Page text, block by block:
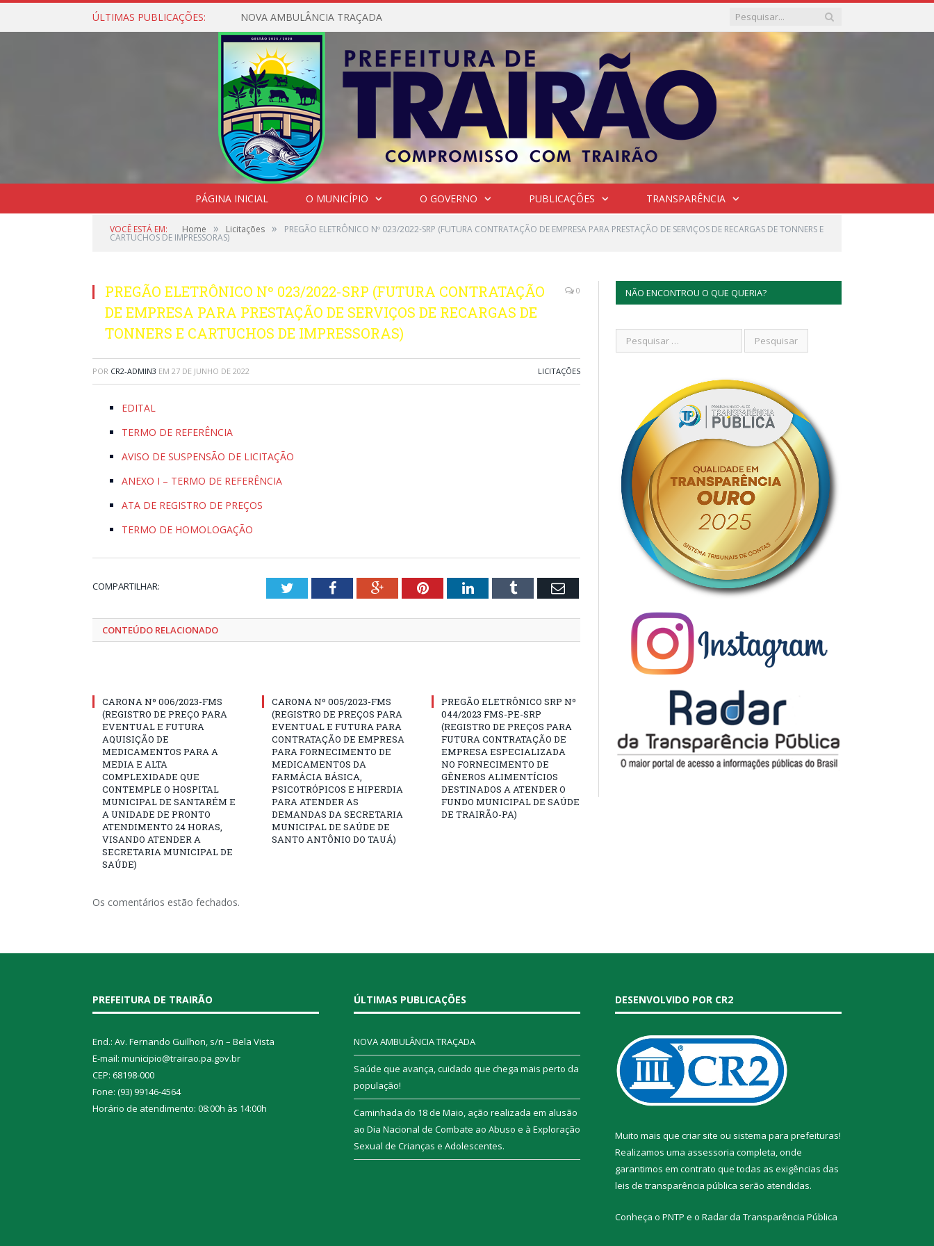
ÚLTIMAS PUBLICAÇÕES: NOVA AMBULÂNCIA TRAÇADA
PÁGINA INICIAL O MUNICÍPIO O GOVERNO PUBLICAÇÕES TRANSPARÊNCIA
VOCÊ ESTÁ EM: Home » Licitações » PREGÃO ELETRÔNICO Nº 023/2022-SRP (FUTURA CONTRATAÇÃO DE EMPRESA PARA PRESTAÇÃO DE SERVIÇOS DE RECARGAS DE TONNERS E
CARTUCHOS DE IMPRESSORAS)
PREGÃO ELETRÔNICO Nº 023/2022-SRP (FUTURA CONTRATAÇÃO
DE EMPRESA PARA PRESTAÇÃO DE SERVIÇOS DE RECARGAS DE
TONNERS E CARTUCHOS DE IMPRESSORAS)
0
POR CR2-ADMIN3 EM 27 DE JUNHO DE 2022 LICITAÇÕES
EDITAL
TERMO DE REFERÊNCIA
AVISO DE SUSPENSÃO DE LICITAÇÃO
ANEXO I – TERMO DE REFERÊNCIA
ATA DE REGISTRO DE PREÇOS
TERMO DE HOMOLOGAÇÃO
COMPARTILHAR: TwitterFacebookGoogle+PinterestLinkedInTumblr Email
CONTEÚDO RELACIONADO
CARONA Nº 006/2023-FMS
(REGISTRO DE PREÇO PARA
EVENTUAL E FUTURA
AQUISIÇÃO DE
MEDICAMENTOS PARA A
MEDIA E ALTA
COMPLEXIDADE QUE
CONTEMPLE O HOSPITAL
MUNICIPAL DE SANTARÉM E
A UNIDADE DE PRONTO
ATENDIMENTO 24 HORAS,
VISANDO ATENDER A
SECRETARIA MUNICIPAL DE
SAÚDE)
CARONA Nº 005/2023-FMS
(REGISTRO DE PREÇOS PARA
EVENTUAL E FUTURA PARA
CONTRATAÇÃO DE EMPRESA
PARA FORNECIMENTO DE
MEDICAMENTOS DA
FARMÁCIA BÁSICA,
PSICOTRÓPICOS E HIPERDIA
PARA ATENDER AS
DEMANDAS DA SECRETARIA
MUNICIPAL DE SAÚDE DE
SANTO ANTÔNIO DO TAUÁ)
PREGÃO ELETRÔNICO SRP Nº
044/2023 FMS-PE-SRP
(REGISTRO DE PREÇOS PARA
FUTURA CONTRATAÇÃO DE
EMPRESA ESPECIALIZADA
NO FORNECIMENTO DE
GÊNEROS ALIMENTÍCIOS
DESTINADOS A ATENDER O
FUNDO MUNICIPAL DE SAÚDE
DE TRAIRÃO-PA)
Os comentários estão fechados.
NÃO ENCONTROU O QUE QUERIA?
PREFEITURA DE TRAIRÃO
End.: Av. Fernando Guilhon, s/n – Bela Vista
E-mail: municipio@trairao.pa.gov.br
CEP: 68198-000
Fone: (93) 99146-4564
Horário de atendimento: 08:00h às 14:00h
ÚLTIMAS PUBLICAÇÕES
NOVA AMBULÂNCIA TRAÇADA
Saúde que avança, cuidado que chega mais perto da
população!
Caminhada do 18 de Maio, ação realizada em alusão
ao Dia Nacional de Combate ao Abuso e à Exploração
Sexual de Crianças e Adolescentes.
DESENVOLVIDO POR CR2
Muito mais que criar site ou sistema para prefeituras!
Realizamos uma assessoria completa, onde
garantimos em contrato que todas as exigências das
leis de transparência pública serão atendidas.
Conheça o PNTP e o Radar da Transparência Pública